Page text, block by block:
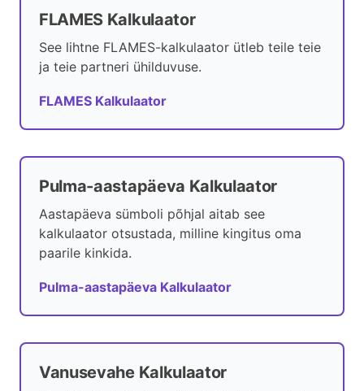
FLAMES Kalkulaator
See lihtne FLAMES-kalkulaator ütleb teile teie
ja teie partneri ühilduvuse.
FLAMES Kalkulaator
Pulma-aastapäeva Kalkulaator
Aastapäeva sümboli põhjal aitab see
kalkulaator otsustada, milline kingitus oma
paarile kinkida.
Pulma-aastapäeva Kalkulaator
Vanusevahe Kalkulaator